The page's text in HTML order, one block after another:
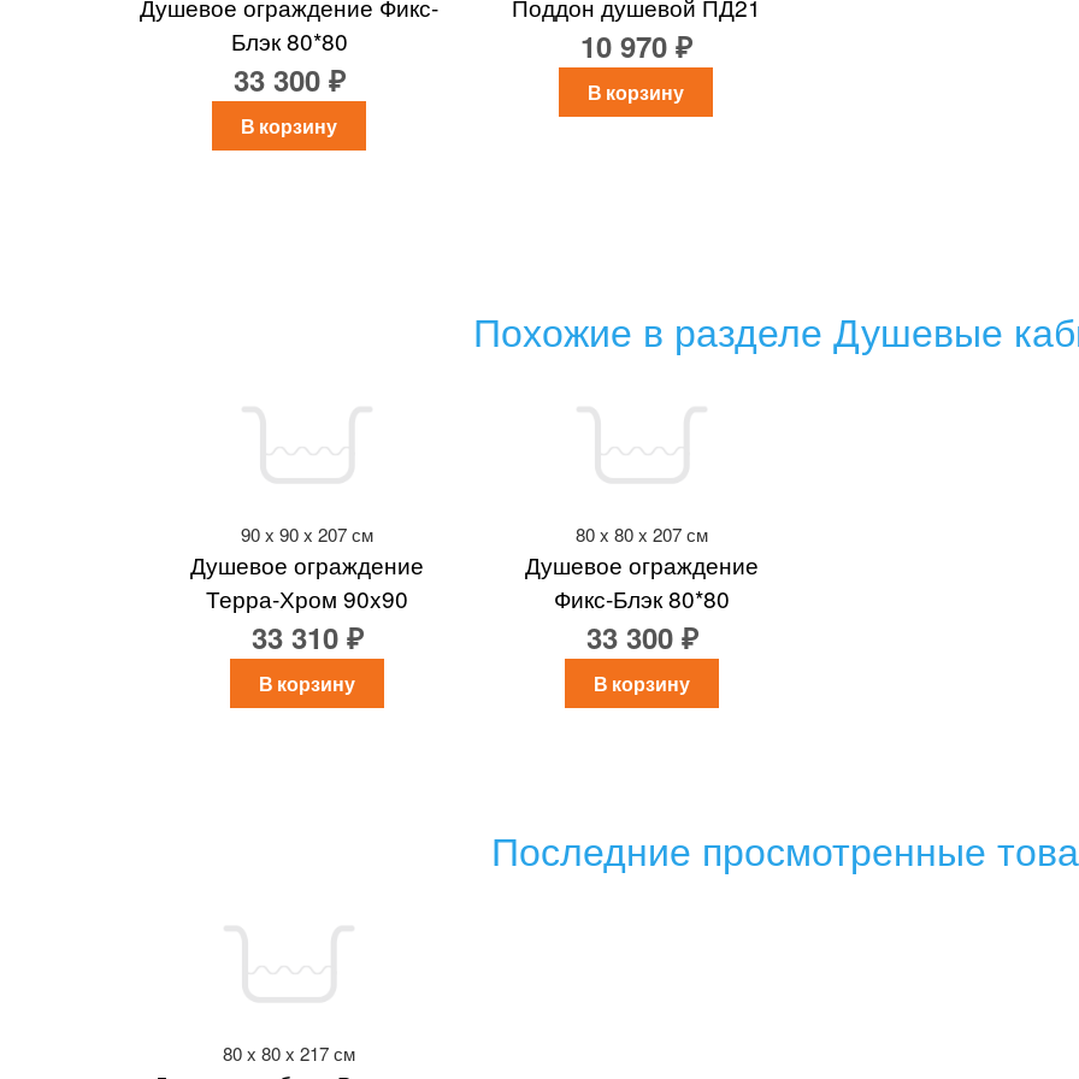
Душевое ограждение Фикс-
Блэк 80*80
33 300 ₽
В корзину
Поддон душевой ПД21
10 970 ₽
В корзину
Похожие в разделе Душевые
90 x 90 x 207 см
Душевое ограждение
Терра-Хром 90x90
33 310 ₽
В корзину
80 x 80 x 207 см
Душевое ограждение
Фикс-Блэк 80*80
33 300 ₽
В корзину
Последние просмотренные
80 x 80 x 217 см